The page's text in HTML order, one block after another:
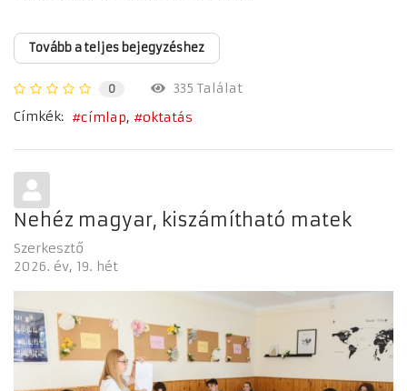
Tovább a teljes bejegyzéshez
0
335 Találat
Címkék:
címlap oktatás
Nehéz magyar, kiszámítható matek
Szerkesztő
2026. év 19. hét